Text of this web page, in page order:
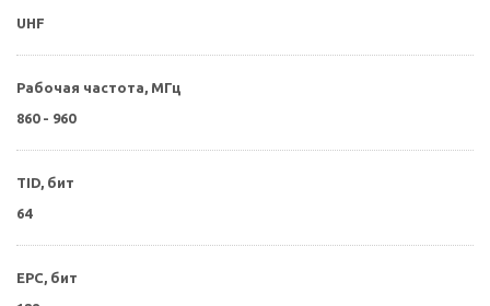
UHF
Рабочая частота, МГц
860 - 960
TID, бит
64
EPC, бит